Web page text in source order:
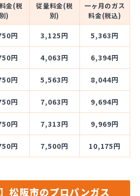
金(税
別)
従量料金(税
別)
一ヶ月のガス
料金(税込)
円 3,125円 5,363円
円 4,063円 6,394円
円 5,563円 8,044円
円 7,063円 9,694円
円 7,313円 9,969円
円 7,500円 10,175円
松阪市のプロパンガス